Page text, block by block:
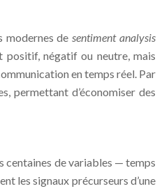
modernes desentiment analysis
positif, négatif ou neutre, mais
en temps réel. Par
permettant d’économiser des
centaines de variables — temps
les signaux précurseurs d’une